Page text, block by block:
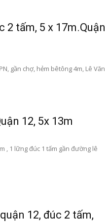
2 tấm, 5 x 17m.Quận
gần chợ, hẻm bêtông 4m, Lê Văn
12, 5x 13m
, 1 lững đúc 1 tấm gần đường lê
12, đúc 2 tấm,